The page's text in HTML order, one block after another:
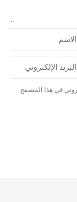
الاسم
البريد الإلكتروني
في هذا المتصفح